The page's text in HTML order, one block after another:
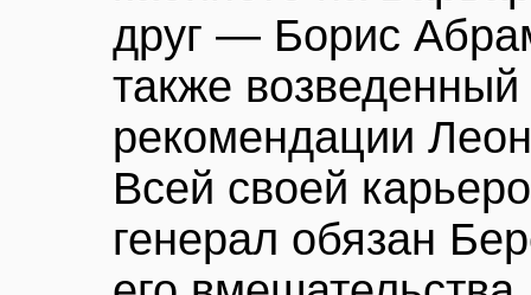
друг — Борис
также возведенный
рекомендации
Всей своей
генерал обязан